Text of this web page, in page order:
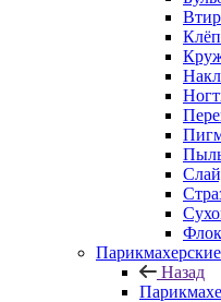
Назад